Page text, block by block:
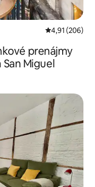
Priemerné
4,91 (206)
prenájmy
Miguel